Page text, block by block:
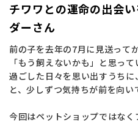
チワワとの運命の出会
ダーさん
前の子を去年の7月に見送って
「もう飼えないかも」と思っ
過ごした日々を思い出すうち
と、少しずつ気持ちが前を向い
今回はペットショップではな